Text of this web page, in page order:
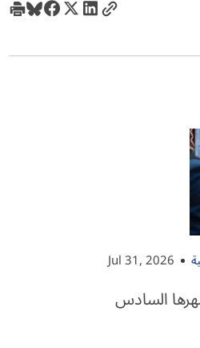
Jul 31, 2026
السادس